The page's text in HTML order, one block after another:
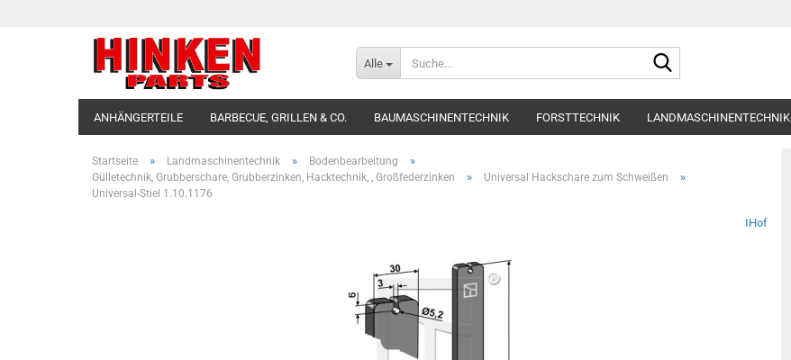
Alle
ANHÄNGERTEILE BARBECUE, GRILLEN & CO. BAUMASCHINENTECHNIK FORSTTECHNIK LANDMASCHINENTECHNIK
Startseite » Landmaschinentechnik » Bodenbearbeitung »
Gülletechnik, Grubberschare, Grubberzinken, Hacktechnik, , Großfederzinken » Universal Hackschare zum Schweißen »
Universal-Stiel 1.10.1176
IHof